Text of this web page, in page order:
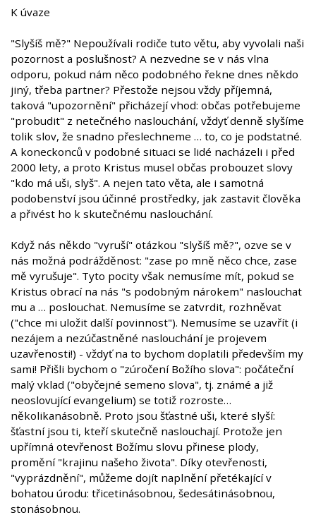
K úvaze
"Slyšíš mě?" Nepoužívali rodiče tuto větu, aby vyvolali naši
pozornost a poslušnost? A nezvedne se v nás vlna
odporu, pokud nám něco podobného řekne dnes někdo
jiný, třeba partner? Přestože nejsou vždy příjemná,
taková "upozornění" přicházejí vhod: občas potřebujeme
"probudit" z netečného naslouchání, vždyť denně slyšíme
tolik slov, že snadno přeslechneme … to, co je podstatné.
A koneckonců v podobné situaci se lidé nacházeli i před
2000 lety, a proto Kristus musel občas probouzet slovy
"kdo má uši, slyš". A nejen tato věta, ale i samotná
podobenství jsou účinné prostředky, jak zastavit člověka
a přivést ho k skutečnému naslouchání.
Když nás někdo "vyruší" otázkou "slyšíš mě?", ozve se v
nás možná podrážděnost: "zase po mně něco chce, zase
mě vyrušuje". Tyto pocity však nemusíme mít, pokud se
Kristus obrací na nás "s podobným nárokem" naslouchat
mu a … poslouchat. Nemusíme se zatvrdit, rozhněvat
("chce mi uložit další povinnost"). Nemusíme se uzavřít (i
nezájem a nezúčastněné naslouchání je projevem
uzavřenosti!) - vždyť na to bychom doplatili především my
sami! Přišli bychom o "zúročení Božího slova": počáteční
malý vklad ("obyčejné semeno slova", tj. známé a již
neoslovující evangelium) se totiž rozroste…
několikanásobně. Proto jsou šťastné uši, které slyší:
šťastní jsou ti, kteří skutečně naslouchají. Protože jen
upřímná otevřenost Božímu slovu přinese plody,
promění "krajinu našeho života". Díky otevřenosti,
"vyprázdnění", můžeme dojít naplnění přetékající v
bohatou úrodu: třicetinásobnou, šedesátinásobnou,
stonásobnou.